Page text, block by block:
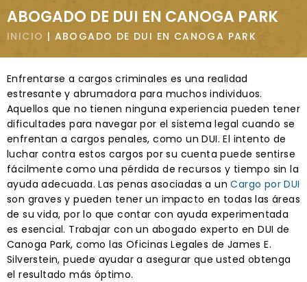
ABOGADO DE DUI EN CANOGA PARK
INICIO | ABOGADO DE DUI EN CANOGA PARK
Enfrentarse a cargos criminales es una realidad
estresante y abrumadora para muchos individuos.
Aquellos que no tienen ninguna experiencia pueden tener
dificultades para navegar por el sistema legal cuando se
enfrentan a cargos penales, como un DUI. El intento de
luchar contra estos cargos por su cuenta puede sentirse
fácilmente como una pérdida de recursos y tiempo sin la
ayuda adecuada. Las penas asociadas a unCargo por DUI
son graves y pueden tener un impacto en todas las áreas
de su vida, por lo que contar con ayuda experimentada
es esencial. Trabajar con un abogado experto en DUI de
Canoga Park, como las Oficinas Legales de James E.
Silverstein, puede ayudar a asegurar que usted obtenga
el resultado más óptimo.